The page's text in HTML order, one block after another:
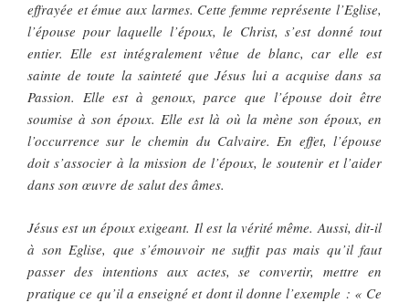
effrayée et émue aux larmes. Cette femme représente l’Eglise,
l’épouse pour laquelle l’époux, le Christ, s’est donné tout
entier. Elle est intégralement vêtue de blanc, car elle est
sainte de toute la sainteté que Jésus lui a acquise dans sa
Passion. Elle est à genoux, parce que l’épouse doit être
soumise à son époux. Elle est là où la mène son époux, en
l’occurrence sur le chemin du Calvaire. En effet, l’épouse
doit s’associer à la mission de l’époux, le soutenir et l’aider
dans son œuvre de salut des âmes.
Jésus est un époux exigeant. Il est la vérité même. Aussi, dit-il
à son Eglise, que s’émouvoir ne suffit pas mais qu’il faut
passer des intentions aux actes, se convertir, mettre en
pratique ce qu’il a enseigné et dont il donne l’exemple : « Ce